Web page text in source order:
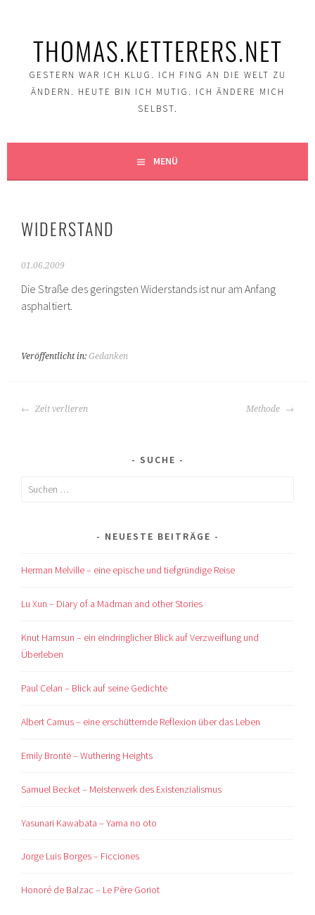
THOMAS.KETTERERS.NET
GESTERN WAR ICH KLUG. ICH FING AN DIE WELT ZU
ÄNDERN. HEUTE BIN ICH MUTIG. ICH ÄNDERE MICH
SELBST.
MENÜ
WIDERSTAND
01.06.2009
Die Straße des geringsten Widerstands ist nur am Anfang
asphaltiert.
Veröffentlicht in:Gedanken
BEITRAGS-
Zeit verlieren Methode
SUCHE
Suchen
NEUESTE BEITRÄGE
Herman Melville – eine epische und tiefgründige Reise
Lu Xun – Diary of a Madman and other Stories
Knut Hamsun – ein eindringlicher Blick auf Verzweiflung und
Überleben
Paul Celan – Blick auf seine Gedichte
Albert Camus – eine erschütternde Reflexion über das Leben
Emily Brontë – Wuthering Heights
Samuel Becket – Meisterwerk des Existenzialismus
Yasunari Kawabata – Yama no oto
Jorge Luis Borges – Ficciones
Honoré de Balzac – Le Père Goriot